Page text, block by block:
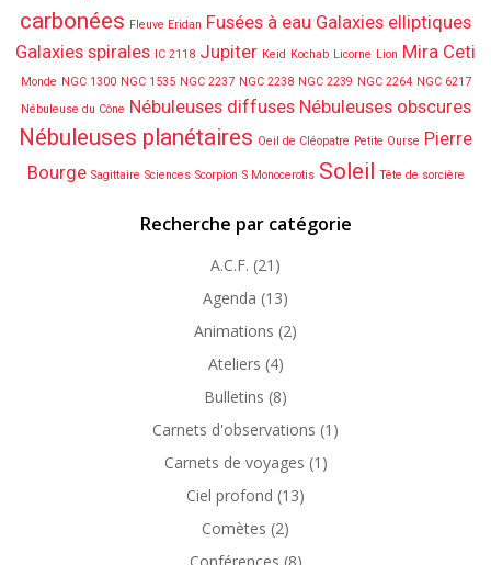
carbonées Fleuve Eridan Fusées à eau Galaxies elliptiques
Galaxies spirales IC 2118 Jupiter Keid Kochab Licorne Lion Mira Ceti
Monde NGC 1300 NGC 1535 NGC 2237 NGC 2238 NGC 2239 NGC 2264 NGC 6217
Nébuleuse du Cône Nébuleuses diffuses Nébuleuses obscures
Nébuleuses planétaires Oeil de Cléopatre Petite Ourse Pierre
Bourge Sagittaire Sciences Scorpion S Monocerotis Soleil Tête de sorcière
Recherche par catégorie
A.C.F. (21)
Agenda (13)
Animations (2)
Ateliers (4)
Bulletins (8)
Carnets d'observations (1)
Carnets de voyages (1)
Ciel profond (13)
Comètes (2)